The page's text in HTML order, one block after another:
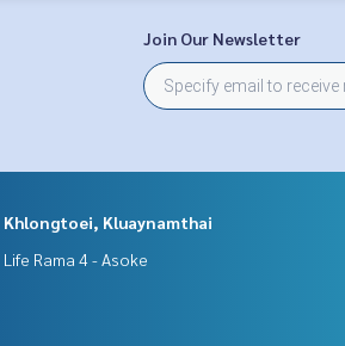
Join Our Newsletter
Khlongtoei, Kluaynamthai
Life Rama 4 - Asoke